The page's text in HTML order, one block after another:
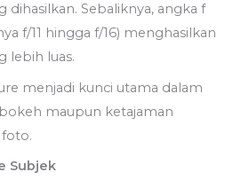
dihasilkan. Sebaliknya, angka f
f/11 hingga f/16) menghasilkan
lebih luas.
menjadi kunci utama dalam
maupun ketajaman
Subjek